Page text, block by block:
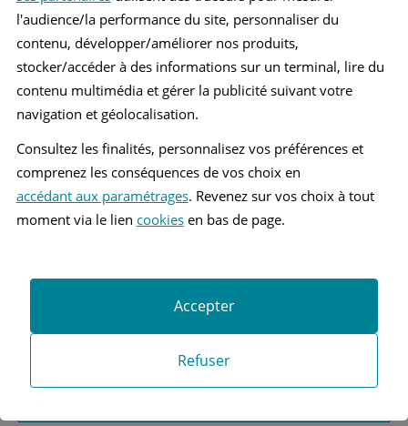
TOYOTA PRIUS 5 BERLINE
assurance automobile ?
Obtenez vos devis MAAF
l'audience/la performance du site, personnaliser du
contenu, développer/améliorer nos produits,
stocker/accéder à des informations sur un terminal, lire du
contenu multimédia et gérer la publicité suivant votre
navigation et géolocalisation.
Consultez les finalités, personnalisez vos préférences et
comprenez les conséquences de vos choix en
accédant aux paramétrages. Revenez sur vos choix à tout
moment via le lien cookiesen bas de page.
Refuser
Accepter